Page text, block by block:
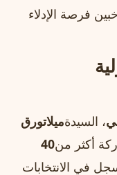
فرصة الإدلاء
، السيدةميلاتورق
أكثر من40
في الانتخابات